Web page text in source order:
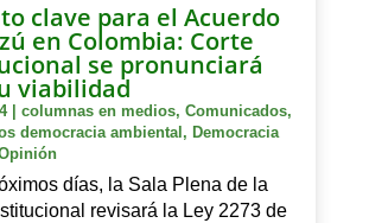
clave para el Acuerdo
en Colombia: Corte
se pronunciará
viabilidad
| columnas en medios, Comunicados,
democracia ambiental , Democracia
días, la Sala Plena de la
revisará la Ley 2273 de